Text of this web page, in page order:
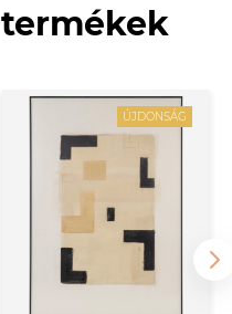
termékek
ÚJDONSÁG